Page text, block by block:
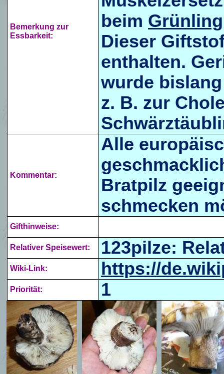
Bemerkung zur
Essbarkeit:
beim Grünling
Dieser
enthalten.
wurde
z. B. zur
Kommentar:
Alle
Bratpilz
schmecken
Gifthinweise:
Relativer Speisewert: 123pilze:
Wiki-Link: https://
Priorität: 1